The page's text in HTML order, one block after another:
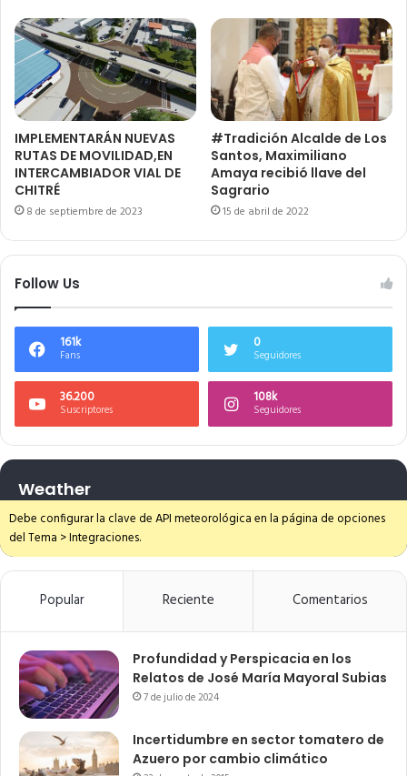
IMPLEMENTARÁN NUEVAS
RUTAS DE MOVILIDAD,EN
INTERCAMBIADOR VIAL DE
CHITRÉ
8 de septiembre de 2023
#Tradición Alcalde de Los
Santos, Maximiliano
Amaya recibió llave del
Sagrario
15 de abril de 2022
Follow Us
161k
Fans
0
Seguidores
36.200
Suscriptores
108k
Seguidores
Weather
Debe configurar la clave de API meteorológica en la página de opciones
del Tema > Integraciones.
Popular Reciente Comentarios
Profundidad y Perspicacia en los
Relatos de José María Mayoral Subias
7 de julio de 2024
Incertidumbre en sector tomatero de
Azuero por cambio climático